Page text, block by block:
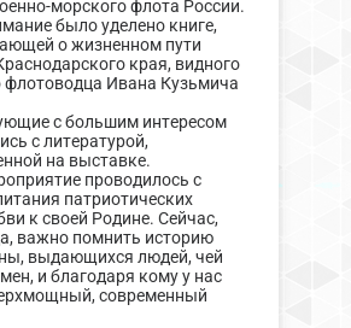
морского флота России.
было уделено книге,
о жизненном пути
края, видного
флотоводца Ивана Кузьмича
с большим интересом
с литературой,
на выставке.
проводилось с
патриотических
к своей Родине. Сейчас,
важно помнить историю
выдающихся людей, чей
и благодаря кому у нас
современный